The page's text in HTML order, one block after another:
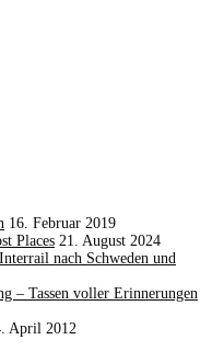
16. Februar 2019
Places 21. August 2024
nach Schweden und
– Tassen voller Erinnerungen
April 2012